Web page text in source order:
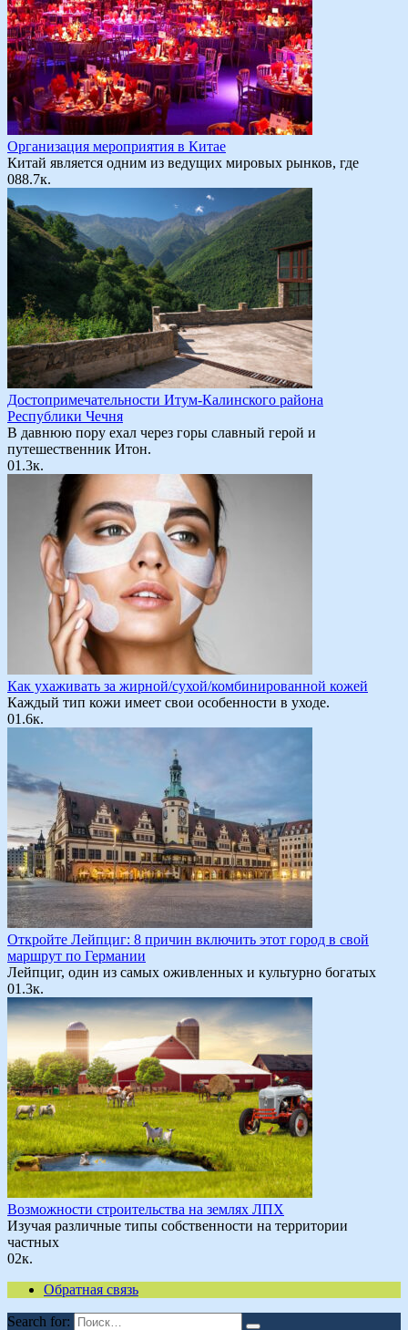
Организация мероприятия в Китае
Китай является одним из ведущих мировых рынков, где
088.7к.
Достопримечательности Итум-Калинского района
Республики Чечня
В давнюю пору ехал через горы славный герой и
путешественник Итон.
01.3к.
Как ухаживать за жирной/сухой/комбинированной кожей
Каждый тип кожи имеет свои особенности в уходе.
01.6к.
Откройте Лейпциг: 8 причин включить этот город в свой
маршрут по Германии
Лейпциг, один из самых оживленных и культурно богатых
01.3к.
Возможности строительства на землях ЛПХ
Изучая различные типы собственности на территории
частных
02к.
Обратная связь
Search for: